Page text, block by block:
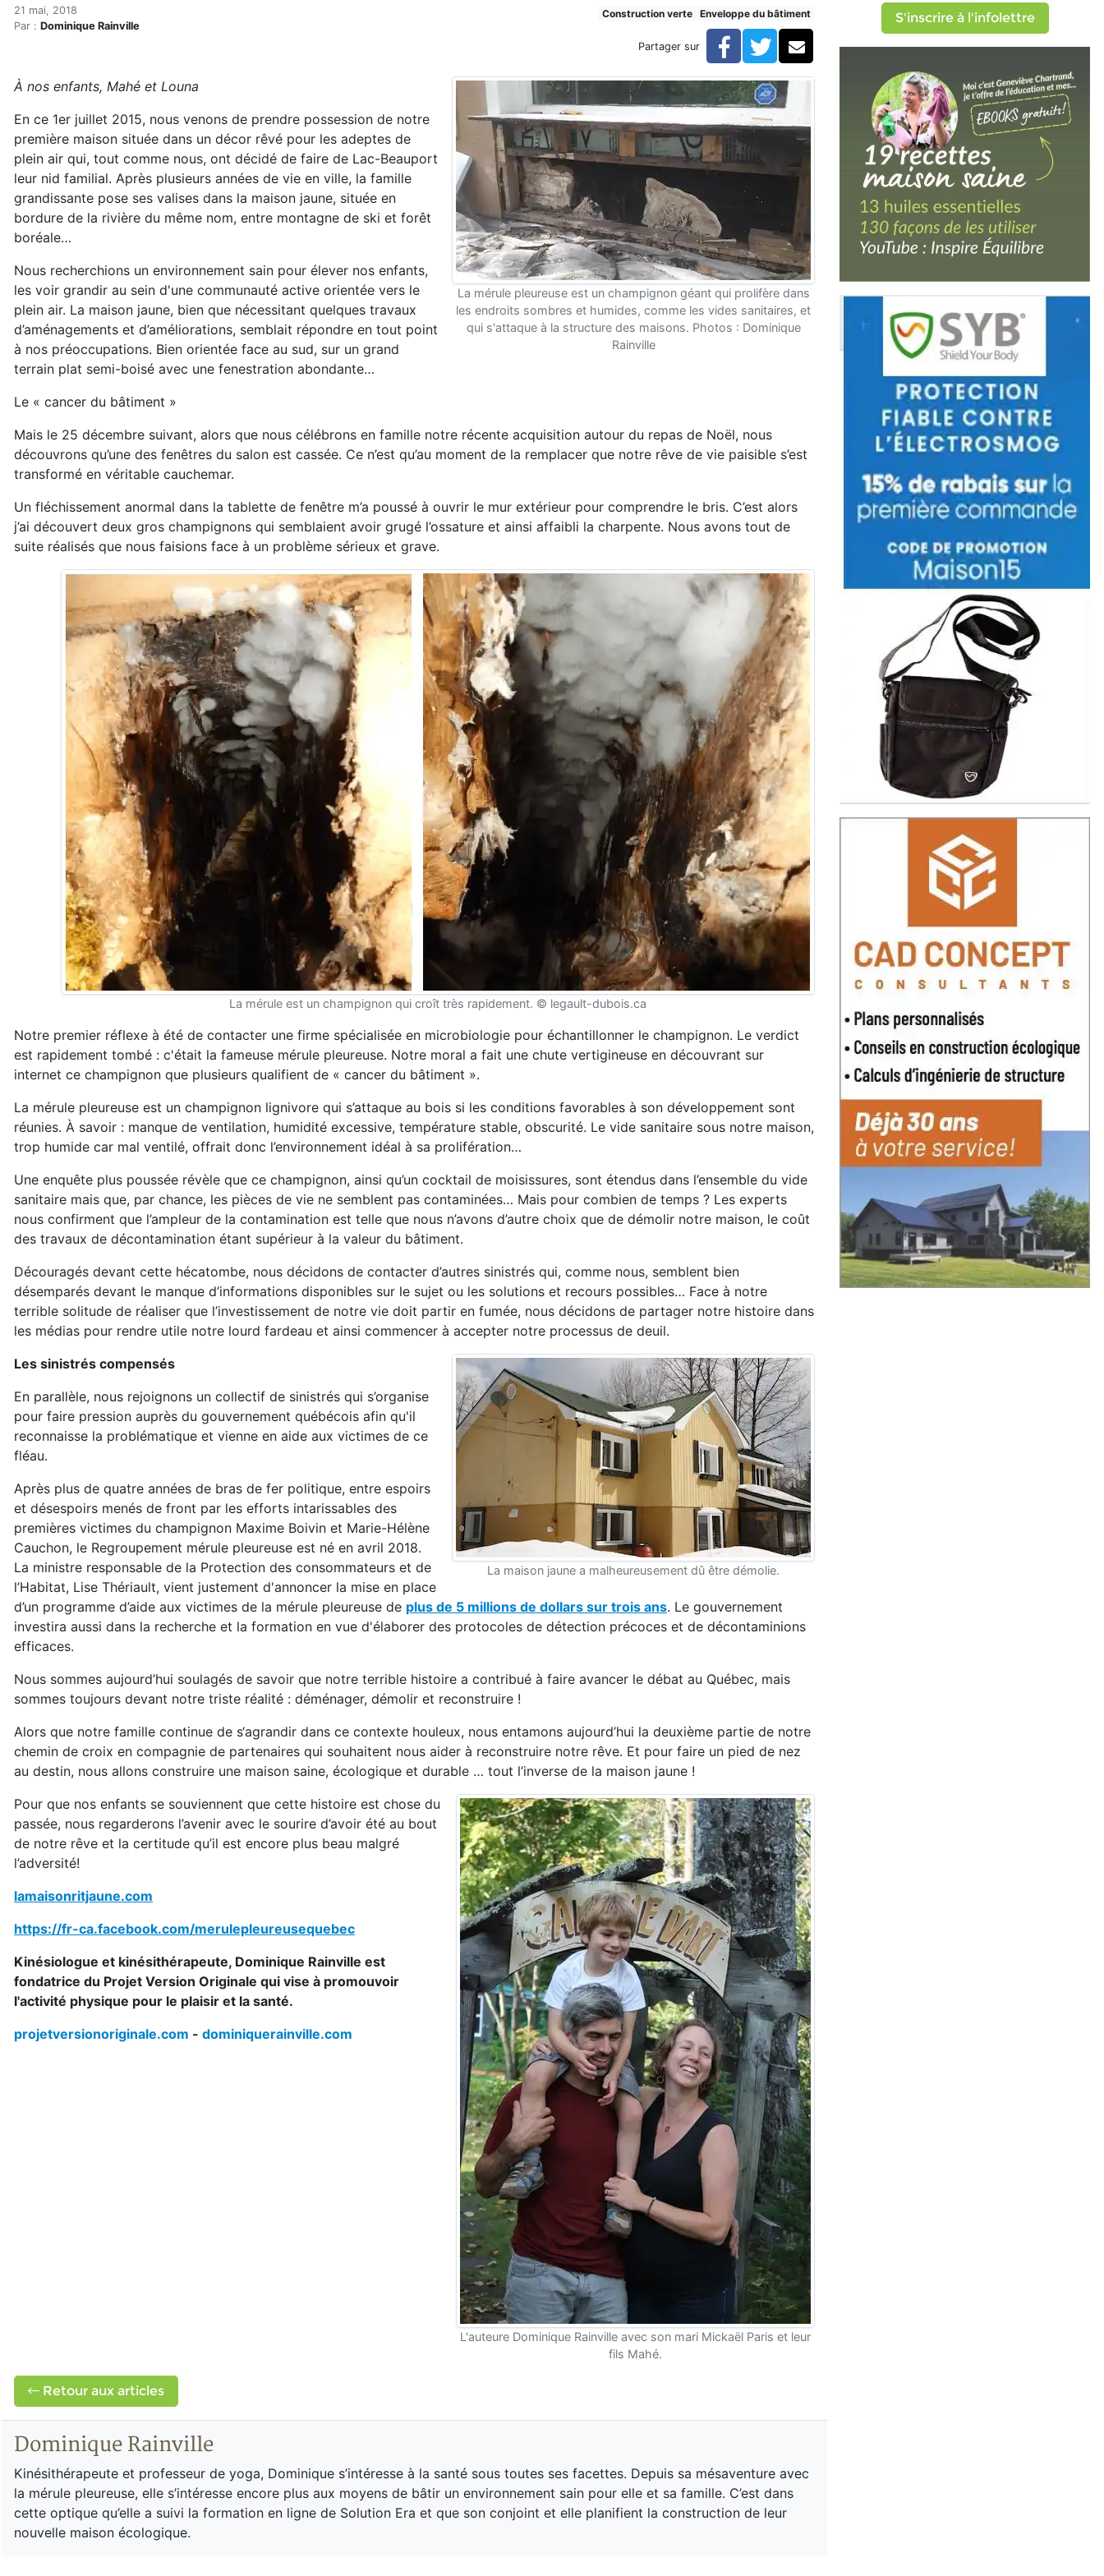
Accueil
Articles
Mérule pleureuse : quand le rêve sublime le cauchemar
21 mai, 2018
Par : Dominique Rainville
Construction verte Enveloppe du bâtiment
Partager sur Facebook
TwitterCourriel
La mérule pleureuse est un champignon géant qui prolifère dans
les endroits sombres et humides, comme les vides sanitaires, et
qui s'attaque à la structure des maisons. Photos : Dominique
Rainville
À nos enfants, Mahé et Louna
En ce 1er juillet 2015, nous venons de prendre possession de notre
première maison située dans un décor rêvé pour les adeptes de
plein air qui, tout comme nous, ont décidé de faire de Lac-Beauport
leur nid familial. Après plusieurs années de vie en ville, la famille
grandissante pose ses valises dans la maison jaune, située en
bordure de la rivière du même nom, entre montagne de ski et forêt
boréale…
Nous recherchions un environnement sain pour élever nos enfants,
les voir grandir au sein d'une communauté active orientée vers le
plein air. La maison jaune, bien que nécessitant quelques travaux
d’aménagements et d’améliorations, semblait répondre en tout point
à nos préoccupations. Bien orientée face au sud, sur un grand
terrain plat semi-boisé avec une fenestration abondante…
Le « cancer du bâtiment »
Mais le 25 décembre suivant, alors que nous célébrons en famille notre récente acquisition autour du repas de Noël, nous
découvrons qu’une des fenêtres du salon est cassée. Ce n’est qu’au moment de la remplacer que notre rêve de vie paisible s’est
transformé en véritable cauchemar.
Un fléchissement anormal dans la tablette de fenêtre m’a poussé à ouvrir le mur extérieur pour comprendre le bris. C’est alors
j’ai découvert deux gros champignons qui semblaient avoir grugé l’ossature et ainsi affaibli la charpente. Nous avons tout de
suite réalisés que nous faisions face à un problème sérieux et grave.
La mérule est un champignon qui croît très rapidement. © legault-dubois.ca
Notre premier réflexe à été de contacter une firme spécialisée en microbiologie pour échantillonner le champignon. Le verdict
est rapidement tombé : c'était la fameuse mérule pleureuse. Notre moral a fait une chute vertigineuse en découvrant sur
internet ce champignon que plusieurs qualifient de « cancer du bâtiment ».
La mérule pleureuse est un champignon lignivore qui s’attaque au bois si les conditions favorables à son développement sont
réunies. À savoir : manque de ventilation, humidité excessive, température stable, obscurité. Le vide sanitaire sous notre maison,
trop humide car mal ventilé, offrait donc l’environnement idéal à sa prolifération…
Une enquête plus poussée révèle que ce champignon, ainsi qu’un cocktail de moisissures, sont étendus dans l’ensemble du vide
sanitaire mais que, par chance, les pièces de vie ne semblent pas contaminées… Mais pour combien de temps ? Les experts
nous confirment que l’ampleur de la contamination est telle que nous n’avons d’autre choix que de démolir notre maison, le coût
des travaux de décontamination étant supérieur à la valeur du bâtiment.
Découragés devant cette hécatombe, nous décidons de contacter d’autres sinistrés qui, comme nous, semblent bien
désemparés devant le manque d’informations disponibles sur le sujet ou les solutions et recours possibles… Face à notre
terrible solitude de réaliser que l’investissement de notre vie doit partir en fumée, nous décidons de partager notre histoire dans
les médias pour rendre utile notre lourd fardeau et ainsi commencer à accepter notre processus de deuil.
La maison jaune a malheureusement dû être démolie.
Les sinistrés compensés
En parallèle, nous rejoignons un collectif de sinistrés qui s’organise
pour faire pression auprès du gouvernement québécois afin qu'il
reconnaisse la problématique et vienne en aide aux victimes de ce
fléau.
Après plus de quatre années de bras de fer politique, entre espoirs
et désespoirs menés de front par les efforts intarissables des
premières victimes du champignon Maxime Boivin et Marie-Hélène
Cauchon, le Regroupement mérule pleureuse est né en avril 2018.
La ministre responsable de la Protection des consommateurs et de
l’Habitat, Lise Thériault, vient justement d'annoncer la mise en place
d’un programme d’aide aux victimes de la mérule pleureuse de plus de 5 millions de dollars sur trois ans. Le gouvernement
investira aussi dans la recherche et la formation en vue d'élaborer des protocoles de détection précoces et de décontaminions
efficaces.
Nous sommes aujourd’hui soulagés de savoir que notre terrible histoire a contribué à faire avancer le débat au Québec, mais
sommes toujours devant notre triste réalité : déménager, démolir et reconstruire !
Alors que notre famille continue de s‘agrandir dans ce contexte houleux, nous entamons aujourd’hui la deuxième partie de notre
chemin de croix en compagnie de partenaires qui souhaitent nous aider à reconstruire notre rêve. Et pour faire un pied de nez
au destin, nous allons construire une maison saine, écologique et durable … tout l’inverse de la maison jaune !
L'auteure Dominique Rainville avec son mari Mickaël Paris et leur
fils Mahé.
Pour que nos enfants se souviennent que cette histoire est chose du
passée, nous regarderons l’avenir avec le sourire d’avoir été au bout
de notre rêve et la certitude qu’il est encore plus beau malgré
l’adversité!
lamaisonritjaune.com
https://fr-ca.facebook.com/merulepleureusequebec
Kinésiologue et kinésithérapeute, Dominique Rainville est
fondatrice du Projet Version Originale qui vise à promouvoir
l'activité physique pour le plaisir et la santé.
projetversionoriginale.com - dominiquerainville.com
Retour aux articles
Dominique Rainville
Kinésithérapeute et professeur de yoga, Dominique s’intéresse à la santé sous toutes ses facettes. Depuis sa mésaventure avec
la mérule pleureuse, elle s’intéresse encore plus aux moyens de bâtir un environnement sain pour elle et sa famille. C’est dans
cette optique qu’elle a suivi la formation en ligne de Solution Era et que son conjoint et elle planifient la construction de leur
nouvelle maison écologique.
S'inscrire à l'infolettre